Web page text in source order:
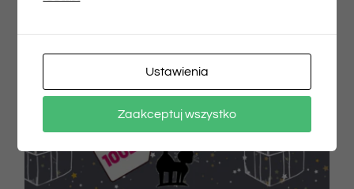
Ustawienia
Zaakceptuj wszystko